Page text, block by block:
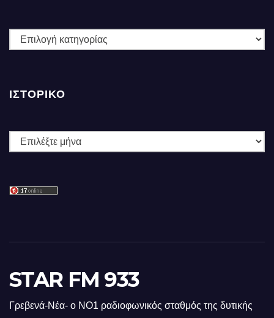
ΚΑΤΗΓΟΡΙΕΣ
ΙΣΤΟΡΙΚΌ
Ιστορικό
STAR FM 933
Γρεβενά-Νέα- ο ΝΟ1 ραδιοφωνικός σταθμός της δυτικής